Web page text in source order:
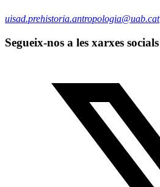
uisad.prehistoria.antropologia@uab.cat
Segueix-nos a les xarxes socials